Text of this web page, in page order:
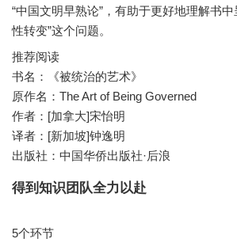
“中国文明早熟论”，有助于更好地理解书
推荐阅读
书名：《被统治的艺术》
原作名：The Art of Being Governed
作者：[加拿大]宋怡明
译者：[新加坡]钟逸明
出版社：中国华侨出版社·后浪
得到知识团队全力以赴